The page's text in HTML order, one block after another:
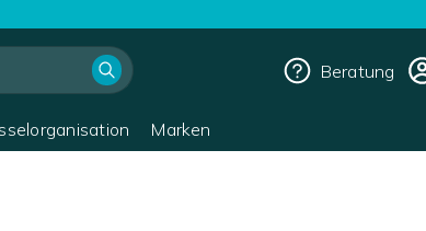
Beratung
Marken